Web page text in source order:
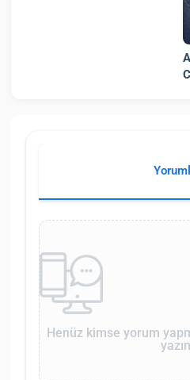
Henüz kimse yorum